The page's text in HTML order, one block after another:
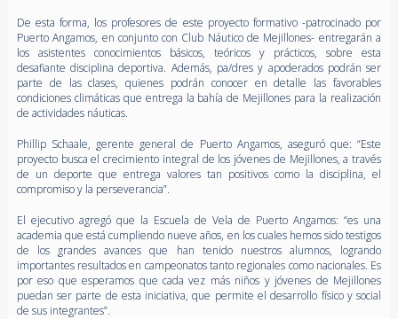
De esta forma, los profesores de este proyecto formativo -patrocinado por
Puerto Angamos, en conjunto con Club Náutico de Mejillones- entregarán a
los asistentes conocimientos básicos, teóricos y prácticos, sobre esta
desafiante disciplina deportiva. Además, pa/dres y apoderados podrán ser
parte de las clases, quienes podrán conocer en detalle las favorables
condiciones climáticas que entrega la bahía de Mejillones para la realización
de actividades náuticas.
Phillip Schaale, gerente general de Puerto Angamos, aseguró que: “Este
proyecto busca el crecimiento integral de los jóvenes de Mejillones, a través
de un deporte que entrega valores tan positivos como la disciplina, el
compromiso y la perseverancia”.
El ejecutivo agregó que la Escuela de Vela de Puerto Angamos: “es una
academia que está cumpliendo nueve años, en los cuales hemos sido testigos
de los grandes avances que han tenido nuestros alumnos, logrando
importantes resultados en campeonatos tanto regionales como nacionales. Es
por eso que esperamos que cada vez más niños y jóvenes de Mejillones
puedan ser parte de esta iniciativa, que permite el desarrollo físico y social
de sus integrantes”.